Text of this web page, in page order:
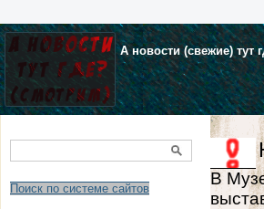
А новости (свежие) тут
Поиск по системе сайтов
В